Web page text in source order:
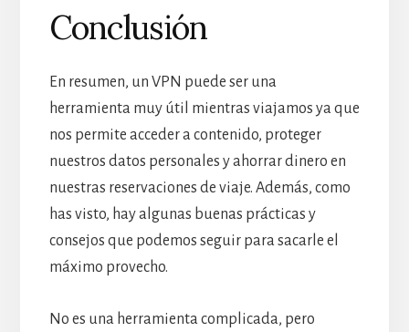
Conclusión
En resumen, un VPN puede ser una
herramienta muy útil mientras viajamos ya que
nos permite acceder a contenido, proteger
nuestros datos personales y ahorrar dinero en
nuestras reservaciones de viaje. Además, como
has visto, hay algunas buenas prácticas y
consejos que podemos seguir para sacarle el
máximo provecho.
No es una herramienta complicada, pero